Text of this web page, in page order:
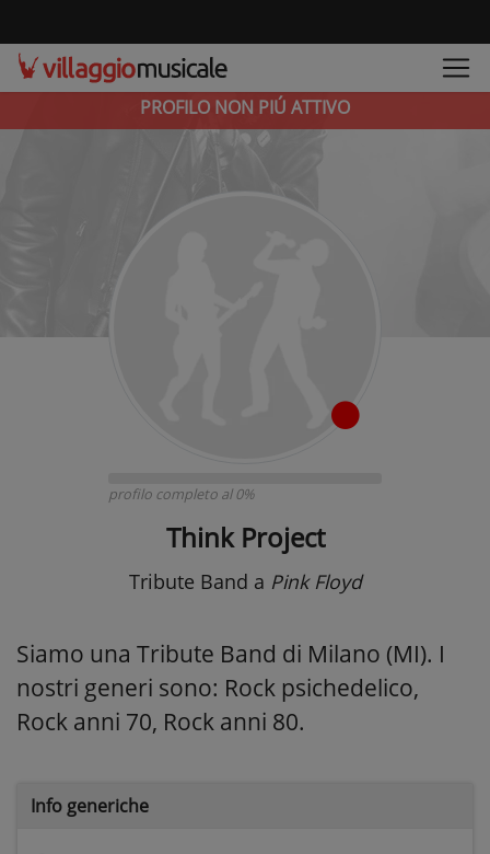
PROFILO NON PIÚ ATTIVO
profilo completo al 0%
Think Project
Tribute Band a Pink Floyd
Siamo una Tribute Band di Milano (MI). I
nostri generi sono: Rock psichedelico,
Rock anni 70, Rock anni 80.
Info generiche